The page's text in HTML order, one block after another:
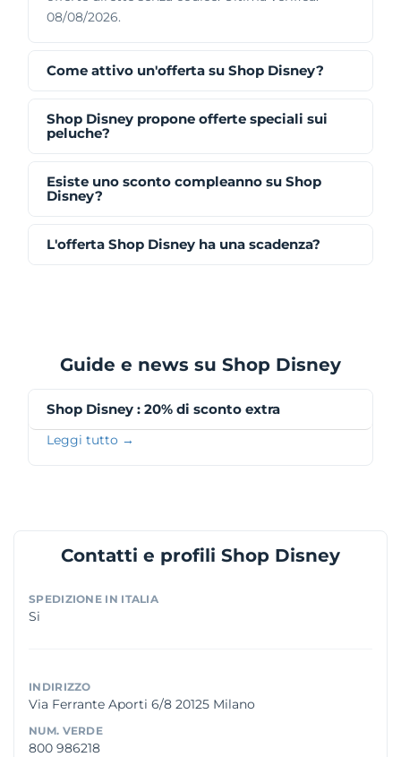
08/08/2026.
Come attivo un'offerta su Shop Disney?
Shop Disney propone offerte speciali sui
peluche?
Esiste uno sconto compleanno su Shop
Disney?
L'offerta Shop Disney ha una scadenza?
Guide e news su Shop Disney
Shop Disney : 20% di sconto extra
Leggi tutto →
Contatti e profili Shop Disney
SPEDIZIONE IN ITALIA
Si
INDIRIZZO
Via Ferrante Aporti 6/8 20125 Milano
NUM. VERDE
800 986218